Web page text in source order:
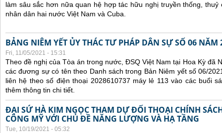
làm sâu sắc hơn nữa quan hệ hợp tác hữu nghị truyền thống,
nhân dân hai nước Việt Nam và Cuba.
BẢNG NIÊM YẾT ỦY THÁC TƯ PHÁP DÂN SỰ SỐ 06 NĂM
Fri, 11/05/2021 - 15:31
Theo đề nghị của Tòa án trong nước, ĐSQ Việt Nam tại Hoa Kỳ đã
các đương sự có tên theo Danh sách trong Bản Niêm yết số 06/
liên hệ theo số điện thoại 2028610737 máy lẻ 113 vào các buổi
thêm thông tin chi tiết.
ĐẠI SỨ HÀ KIM NGỌC THAM DỰ ĐỐI THOẠI CHÍNH
CÔNG MỸ VỚI CHỦ ĐỀ NĂNG LƯỢNG VÀ HẠ TẦNG
Tue, 10/19/2021 - 05:32